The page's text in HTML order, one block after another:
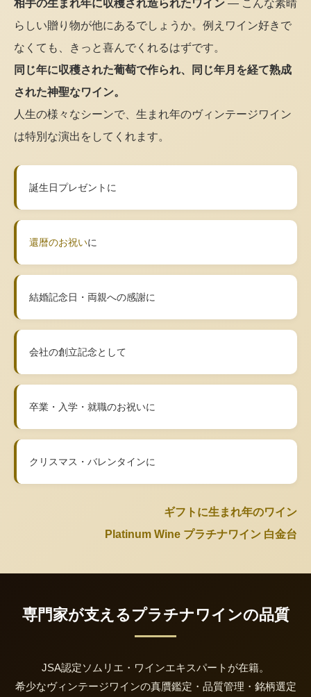
相手の生まれ年に収穫され造られたワイン — こんな素晴
らしい贈り物が他にあるでしょうか。例えワイン好きで
なくても、きっと喜んでくれるはずです。
同じ年に収穫された葡萄で作られ、同じ年月を経て熟成
された神聖なワイン。
人生の様々なシーンで、生まれ年のヴィンテージワイン
は特別な演出をしてくれます。
誕生日プレゼントに
還暦のお祝いに
結婚記念日・両親への感謝に
会社の創立記念として
卒業・入学・就職のお祝いに
クリスマス・バレンタインに
ギフトに生まれ年のワイン
Platinum Wine プラチナワイン 白金台
専門家が支えるプラチナワインの品質
JSA認定ソムリエ・ワインエキスパートが在籍。
希少なヴィンテージワインの真贋鑑定・品質管理・銘柄選定